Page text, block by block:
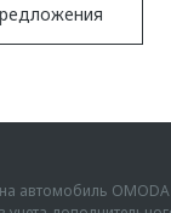
автомобиль